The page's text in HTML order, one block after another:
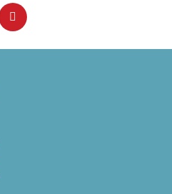
✅ Barbetă scurtă
✅ Realizat din materiale de calitate